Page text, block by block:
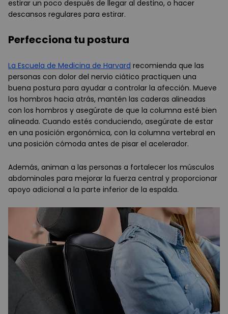
estirar un poco después de llegar al destino, o hacer
descansos regulares para estirar.
Perfecciona tu postura
La Escuela de Medicina de Harvard recomienda que las
personas con dolor del nervio ciático practiquen una
buena postura para ayudar a controlar la afección. Mueve
los hombros hacia atrás, mantén las caderas alineadas
con los hombros y asegúrate de que la columna esté bien
alineada. Cuando estés conduciendo, asegúrate de estar
en una posición ergonómica, con la columna vertebral en
una posición cómoda antes de pisar el acelerador.
Además, animan a las personas a fortalecer los músculos
abdominales para mejorar la fuerza central y proporcionar
apoyo adicional a la parte inferior de la espalda.